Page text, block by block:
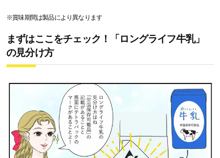
※賞味期間は製品により異なります
まずはここをチェック！「ロングライフ牛乳」
の見分け方